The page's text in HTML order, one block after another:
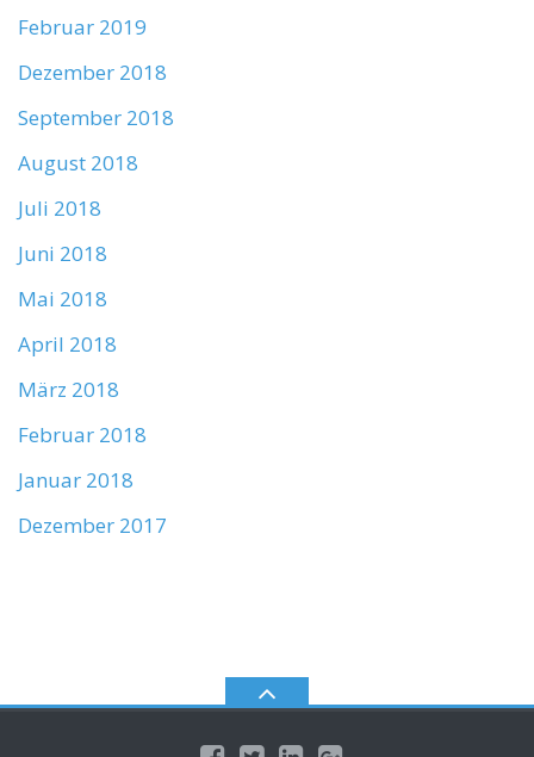
Februar 2019
Dezember 2018
September 2018
August 2018
Juli 2018
Juni 2018
Mai 2018
April 2018
März 2018
Februar 2018
Januar 2018
Dezember 2017